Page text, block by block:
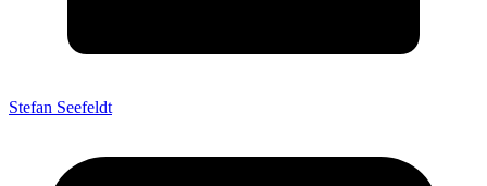
Stefan Seefeldt